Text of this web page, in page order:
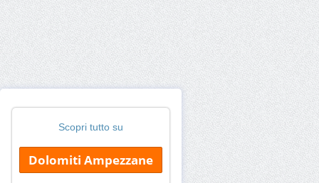
Scopri tutto su
Dolomiti Ampezzane